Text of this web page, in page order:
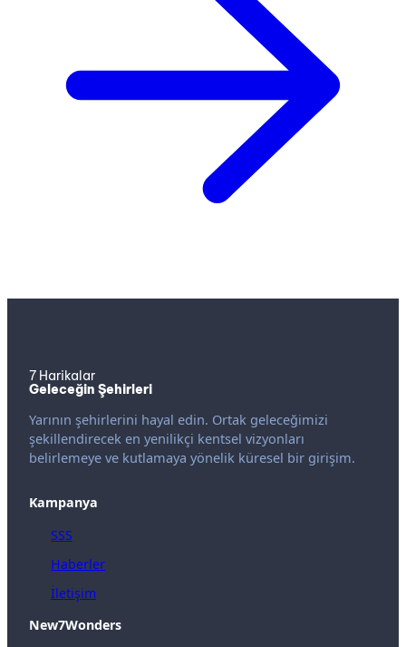
7 Harikalar
Geleceğin Şehirleri
Yarının şehirlerini hayal edin. Ortak geleceğimizi
şekillendirecek en yenilikçi kentsel vizyonları
belirlemeye ve kutlamaya yönelik küresel bir girişim.
Kampanya
SSS
Haberler
İletişim
New7Wonders